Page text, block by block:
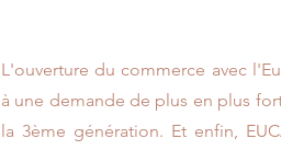
L'ouverture du commerce avec
à une demande de plus en plus
la 3ème génération. Et enfin,